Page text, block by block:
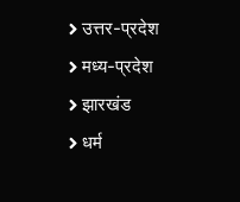
उत्तर-प्रदेश
मध्य-प्रदेश
झारखंड
धर्म